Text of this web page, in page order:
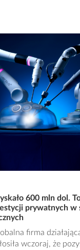
600 mln dol.
prywatnych w
firma
wczoraj, że